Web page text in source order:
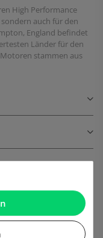
High Performance
auch für den
England befindet
Länder für den
stammen aus